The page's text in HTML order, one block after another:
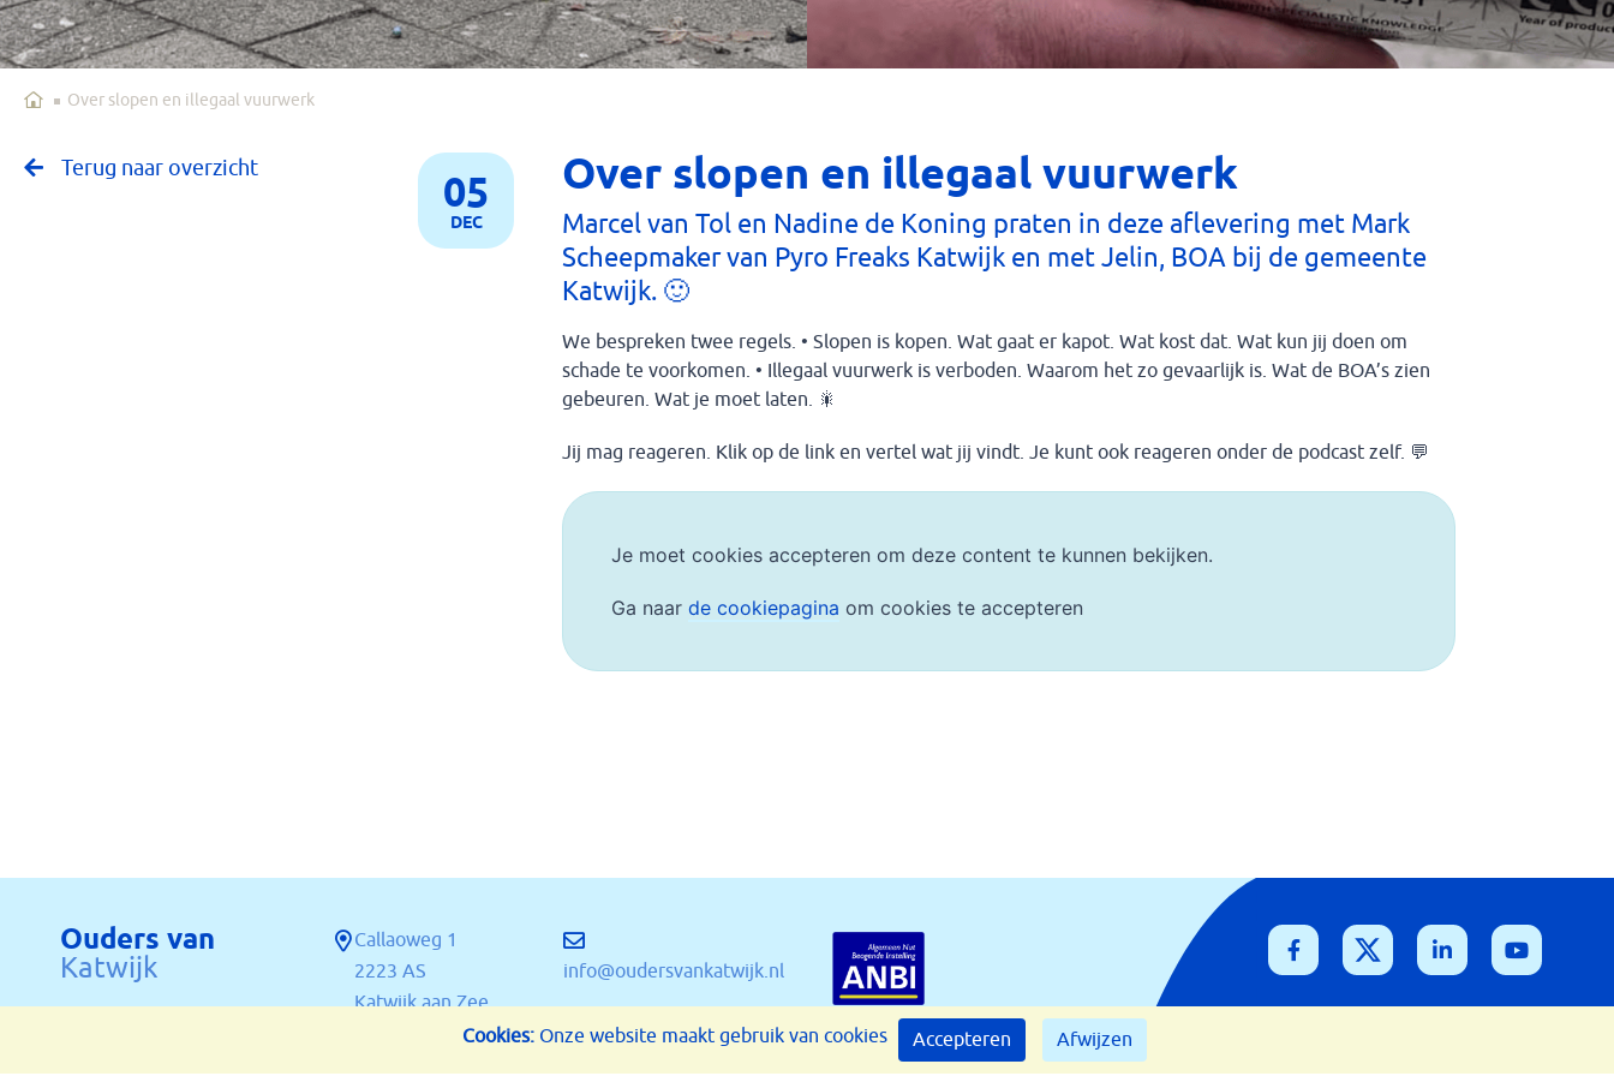
HomeOver slopen en illegaal vuurwerk
Over slopen en illegaal vuurwerk
Marcel van Tol en Nadine de Koning praten in deze aflevering met Mark
Scheepmaker van Pyro Freaks Katwijk en met Jelin, BOA bij de gemeente
Katwijk. 🙂
05
DEC
We bespreken twee regels. • Slopen is kopen. Wat gaat er kapot. Wat kost dat. Wat kun jij doen om
schade te voorkomen. • Illegaal vuurwerk is verboden. Waarom het zo gevaarlijk is. Wat de BOA’s zien
gebeuren. Wat je moet laten. 🎇
Jij mag reageren. Klik op de link en vertel wat jij vindt. Je kunt ook reageren onder de podcast zelf. 💬
Je moet cookies accepteren om deze content te kunnen bekijken.
Ga naar de cookiepagina om cookies te accepteren
Terug naar overzicht
Cookies:Onze website maakt gebruik van cookies Accepteren Afwijzen
Ouders van
Katwijk
Callaoweg 1
2223 AS
Katwijk aan Zee
info@oudersvankatwijk.nl